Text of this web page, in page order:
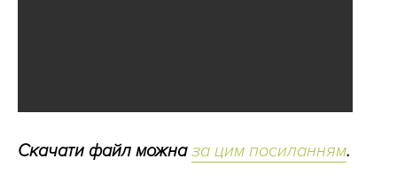
Скачати файл можназа цим посиланням.